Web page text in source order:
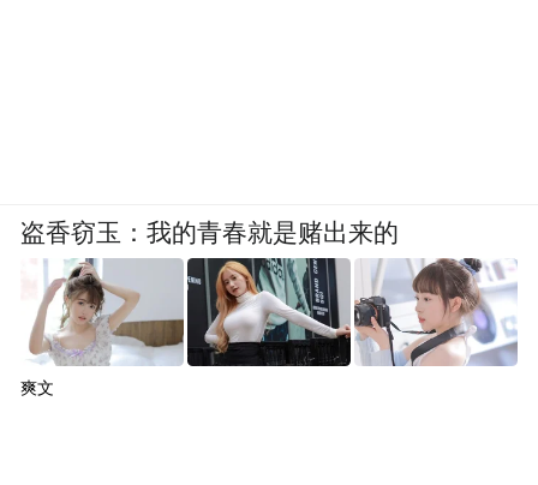
盗香窃玉：我的青春就是赌出来的
爽文